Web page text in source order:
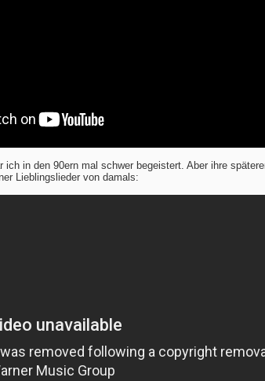
ich in den 90ern mal schwer begeistert. Aber ihre
Lieblingslieder von damals: